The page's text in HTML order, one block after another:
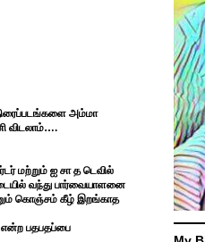
அம்மா
விடலாம்….
மற்றும் ஐ சா த டெவில்
வந்து பார்வையாளனை
கொஞ்சம் கீழ் இறங்காத
என்ற பதபதப்பை